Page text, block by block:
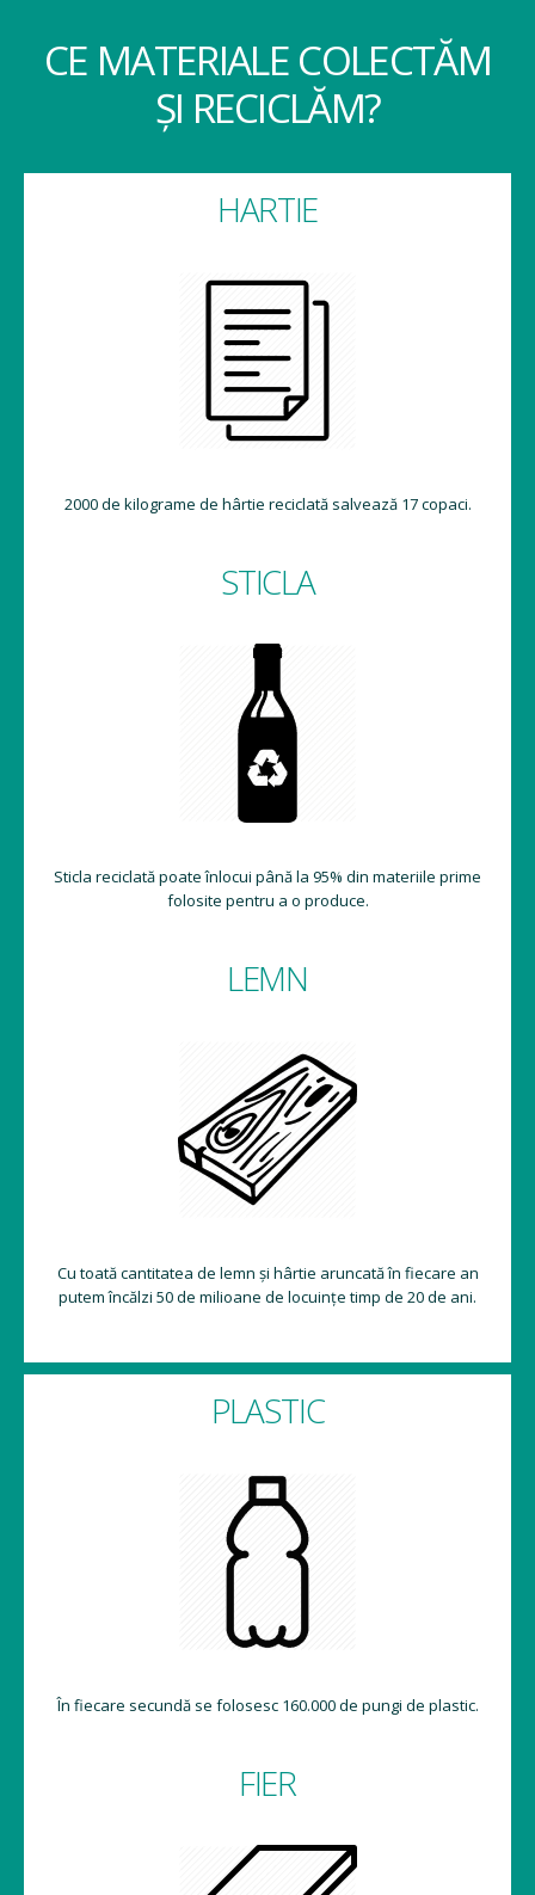
CE MATERIALE COLECTĂM
ȘI RECICLĂM?
HARTIE
2000 de kilograme de hârtie reciclată salvează 17 copaci.
STICLA
Sticla reciclată poate înlocui până la 95% din materiile prime
folosite pentru a o produce.
LEMN
Cu toată cantitatea de lemn și hârtie aruncată în fiecare an
putem încălzi 50 de milioane de locuințe timp de 20 de ani.
PLASTIC
În fiecare secundă se folosesc 160.000 de pungi de plastic.
FIER